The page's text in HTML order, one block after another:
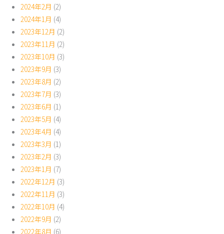
2024年2月 (2)
2024年1月 (4)
2023年12月 (2)
2023年11月 (2)
2023年10月 (3)
2023年9月 (3)
2023年8月 (2)
2023年7月 (3)
2023年6月 (1)
2023年5月 (4)
2023年4月 (4)
2023年3月 (1)
2023年2月 (3)
2023年1月 (7)
2022年12月 (3)
2022年11月 (3)
2022年10月 (4)
2022年9月 (2)
2022年8月 (6)